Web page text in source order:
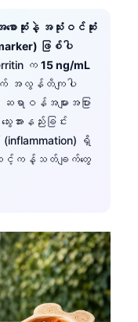
ာဆုံးနဲ့ အသုံးဝင်ဆုံး
ဖြစ်ပါ
က 15 ng/mL
က် အလွန်တိကျပါ
ဝန်အများအပြား
းအားနည်းခြင်း
ရှိ
ဆင့်ကန့်သတ်ချက်တွေ